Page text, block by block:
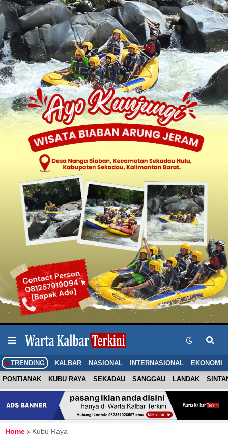
TRENDING KALBAR NASIONAL INTERNASIONAL EKONOMI
PONTIANAK KUBU RAYA SEKADAU SANGGAU LANDAK
Home Kubu Raya